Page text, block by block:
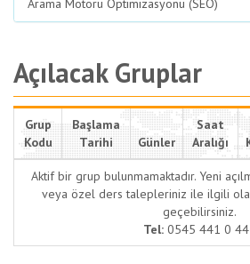
Arama Motoru Optimizasyonu (SEO)
Açılacak Gruplar
Grup
Kodu
Başlama
Tarihi
Günler
Saat
Aralığı
Aktif bir grup bulunmamaktadır. Yeni
veya özel ders talepleriniz ile ilgili
geçebilirsiniz.
Tel:0545 441 0